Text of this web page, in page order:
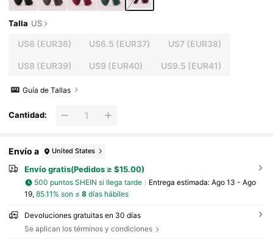
Talla US
US6 (EUR36) US6.5 (EUR37) US7(EUR38)
US8 (EUR39) US9 (EUR40) US9.5 (EUR41)
Guía de Tallas
Cantidad:
Envío a United States
Envío gratis(Pedidos ≥ $15.00)
500 puntos SHEIN si llega tarde Entrega estimada: Ago 13 - Ago
19, 85.11% son ≤ 8días hábiles
Devoluciones gratuitas en 30 días
Se aplican los términos y condiciones